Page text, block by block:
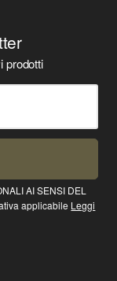
prodotti
AI SENSI DEL
applicabile Leggi